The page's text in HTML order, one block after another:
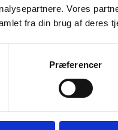
Vores
fra din brug af deres
Præferencer